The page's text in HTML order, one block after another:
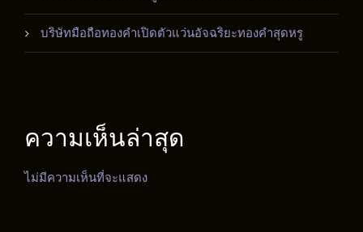
บริษัทมือถือทองคำเปิดตัวแว่นอัจฉริยะทองคำสุดหรู
ความเห็นล่าสุด
ไม่มีความเห็นที่จะแสดง